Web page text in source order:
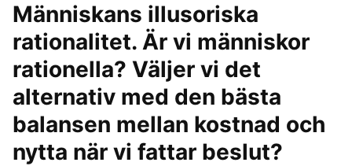
Människans illusoriska
rationalitet. Är vi människor
rationella? Väljer vi det
alternativ med den bästa
balansen mellan kostnad och
nytta när vi fattar beslut?